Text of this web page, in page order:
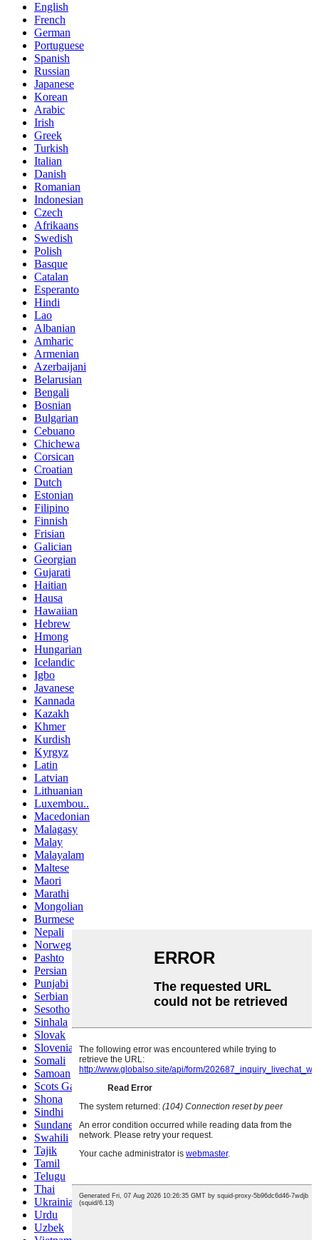
English
French
German
Portuguese
Spanish
Russian
Japanese
Korean
Arabic
Irish
Greek
Turkish
Italian
Danish
Romanian
Indonesian
Czech
Afrikaans
Swedish
Polish
Basque
Catalan
Esperanto
Hindi
Lao
Albanian
Amharic
Armenian
Azerbaijani
Belarusian
Bengali
Bosnian
Bulgarian
Cebuano
Chichewa
Corsican
Croatian
Dutch
Estonian
Filipino
Finnish
Frisian
Galician
Georgian
Gujarati
Haitian
Hausa
Hawaiian
Hebrew
Hmong
Hungarian
Icelandic
Igbo
Javanese
Kannada
Kazakh
Khmer
Kurdish
Kyrgyz
Latin
Latvian
Lithuanian
Luxembou..
Macedonian
Malagasy
Malay
Malayalam
Maltese
Maori
Marathi
Mongolian
Burmese
Nepali
Norwegian
Pashto
Persian
Punjabi
Serbian
Sesotho
Sinhala
Slovak
Slovenian
Somali
Samoan
Scots Gaelic
Shona
Sindhi
Sundanese
Swahili
Tajik
Tamil
Telugu
Thai
Ukrainian
Urdu
Uzbek